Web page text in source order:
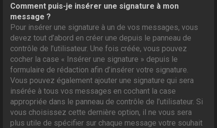
Comment puis-je insérer une signature à mon
message ?
Pour insérer une signature à un de vos messages, vous
devez tout d’abord en créer une depuis le panneau de
contrôle de l’utilisateur. Une fois créée, vous pouvez
cocher la case « Insérer une signature » depuis le
formulaire de rédaction afin d’insérer votre signature.
Vous pouvez également ajouter une signature qui sera
insérée à tous vos messages en cochant la case
appropriée dans le panneau de contrôle de l’utilisateur. Si
vous choisissez cette dernière option, il ne vous sera
plus utile de spécifier sur chaque message votre souhait